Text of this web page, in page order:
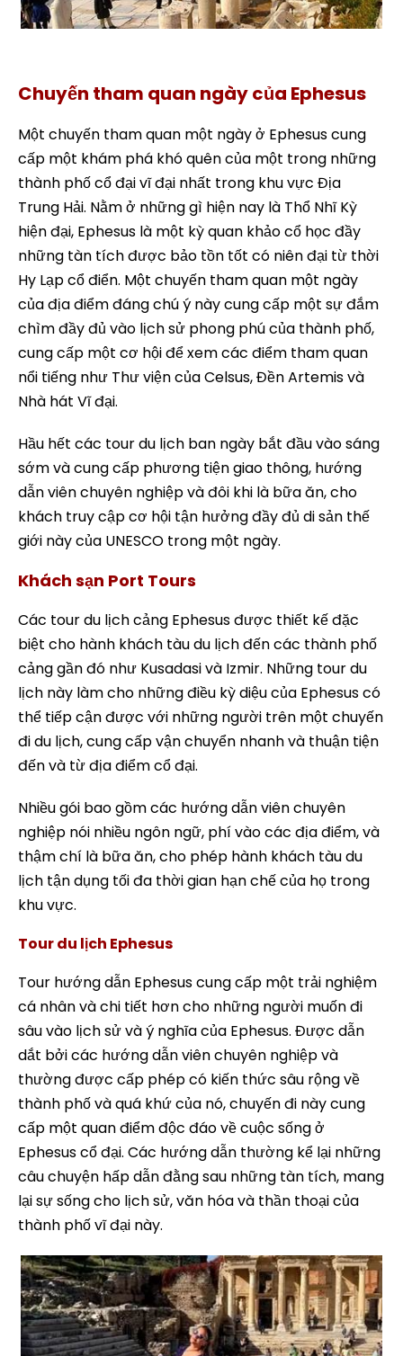
Chuyến tham quan ngày của Ephesus
Một chuyến tham quan một ngày ở Ephesus cung
cấp một khám phá khó quên của một trong những
thành phố cổ đại vĩ đại nhất trong khu vực Địa
Trung Hải. Nằm ở những gì hiện nay là Thổ Nhĩ Kỳ
hiện đại, Ephesus là một kỳ quan khảo cổ học đầy
những tàn tích được bảo tồn tốt có niên đại từ thời
Hy Lạp cổ điển. Một chuyến tham quan một ngày
của địa điểm đáng chú ý này cung cấp một sự đắm
chìm đầy đủ vào lịch sử phong phú của thành phố,
cung cấp một cơ hội để xem các điểm tham quan
nổi tiếng như Thư viện của Celsus, Đền Artemis và
Nhà hát Vĩ đại.
Hầu hết các tour du lịch ban ngày bắt đầu vào sáng
sớm và cung cấp phương tiện giao thông, hướng
dẫn viên chuyên nghiệp và đôi khi là bữa ăn, cho
khách truy cập cơ hội tận hưởng đầy đủ di sản thế
giới này của UNESCO trong một ngày.
Khách sạn Port Tours
Các tour du lịch cảng Ephesus được thiết kế đặc
biệt cho hành khách tàu du lịch đến các thành phố
cảng gần đó như Kusadasi và Izmir. Những tour du
lịch này làm cho những điều kỳ diệu của Ephesus có
thể tiếp cận được với những người trên một chuyến
đi du lịch, cung cấp vận chuyển nhanh và thuận tiện
đến và từ địa điểm cổ đại.
Nhiều gói bao gồm các hướng dẫn viên chuyên
nghiệp nói nhiều ngôn ngữ, phí vào các địa điểm, và
thậm chí là bữa ăn, cho phép hành khách tàu du
lịch tận dụng tối đa thời gian hạn chế của họ trong
khu vực.
Tour du lịch Ephesus
Tour hướng dẫn Ephesus cung cấp một trải nghiệm
cá nhân và chi tiết hơn cho những người muốn đi
sâu vào lịch sử và ý nghĩa của Ephesus. Được dẫn
dắt bởi các hướng dẫn viên chuyên nghiệp và
thường được cấp phép có kiến thức sâu rộng về
thành phố và quá khứ của nó, chuyến đi này cung
cấp một quan điểm độc đáo về cuộc sống ở
Ephesus cổ đại. Các hướng dẫn thường kể lại những
câu chuyện hấp dẫn đằng sau những tàn tích, mang
lại sự sống cho lịch sử, văn hóa và thần thoại của
thành phố vĩ đại này.